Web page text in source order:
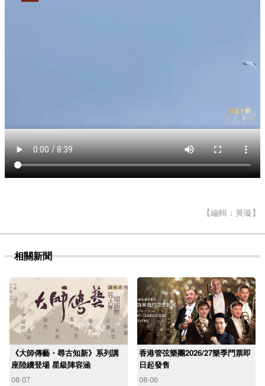
【編輯：黃璇】
相關新聞
《大師傳藝・尋古知新》系列講
座陸續登場 星級陣容涵
08-07
香港管弦樂團2026/27樂季門票即
日起發售
08-06